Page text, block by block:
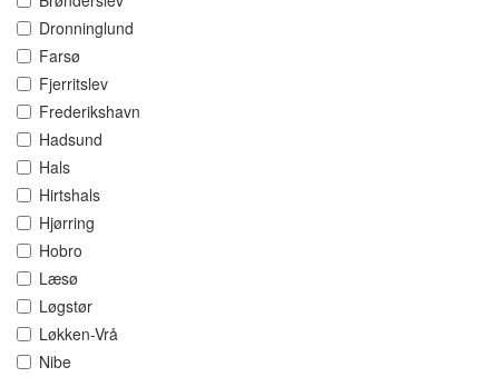
Dronninglund
Farsø
Fjerritslev
Frederikshavn
Hadsund
Hals
Hirtshals
Hjørring
Hobro
Læsø
Løgstør
Løkken-Vrå
Nibe